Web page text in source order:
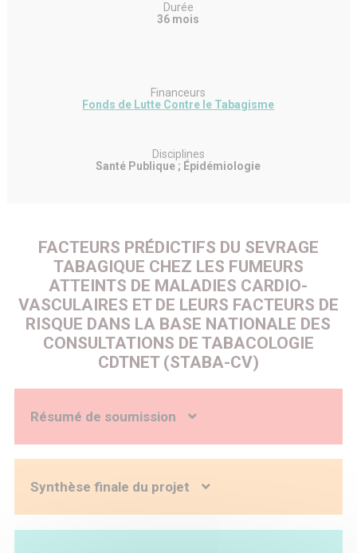
Durée
36 mois
Financeurs
Fonds de Lutte Contre le Tabagisme
Disciplines
Santé Publique ; Épidémiologie
FACTEURS PRÉDICTIFS DU SEVRAGE
TABAGIQUE CHEZ LES FUMEURS
ATTEINTS DE MALADIES CARDIO-
VASCULAIRES ET DE LEURS FACTEURS DE
RISQUE DANS LA BASE NATIONALE DES
CONSULTATIONS DE TABACOLOGIE
CDTNET (STABA-CV)
Résumé de soumission
La prévalence tabagique en France en 2017 était de 28,7%
a débuté dans les années 1970 avec une augmentation du
pourcentage de fumeuses dans la population jusqu’aux
Synthèse finale du projet